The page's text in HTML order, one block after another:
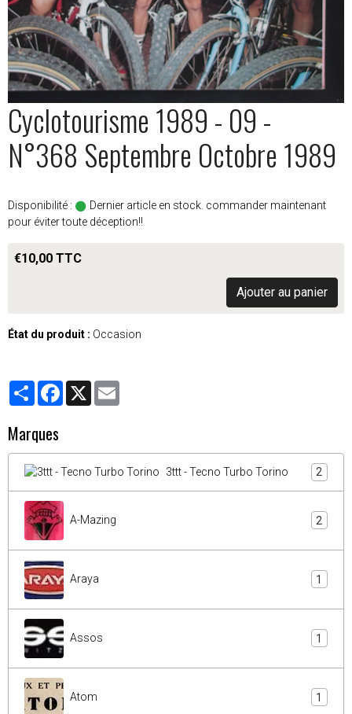
Cyclotourisme 1989 - 09 -
N°368 Septembre Octobre 1989
Disponibilité :
Dernier article en stock. commander maintenant
pour éviter toute déception!!
€10,00 TTC
Ajouter au panier
État du produit : Occasion
PartagerFacebook
X
Marques
3ttt - Tecno Turbo Torino 2
A-Mazing 2
Araya 1
Assos 1
Atom 1